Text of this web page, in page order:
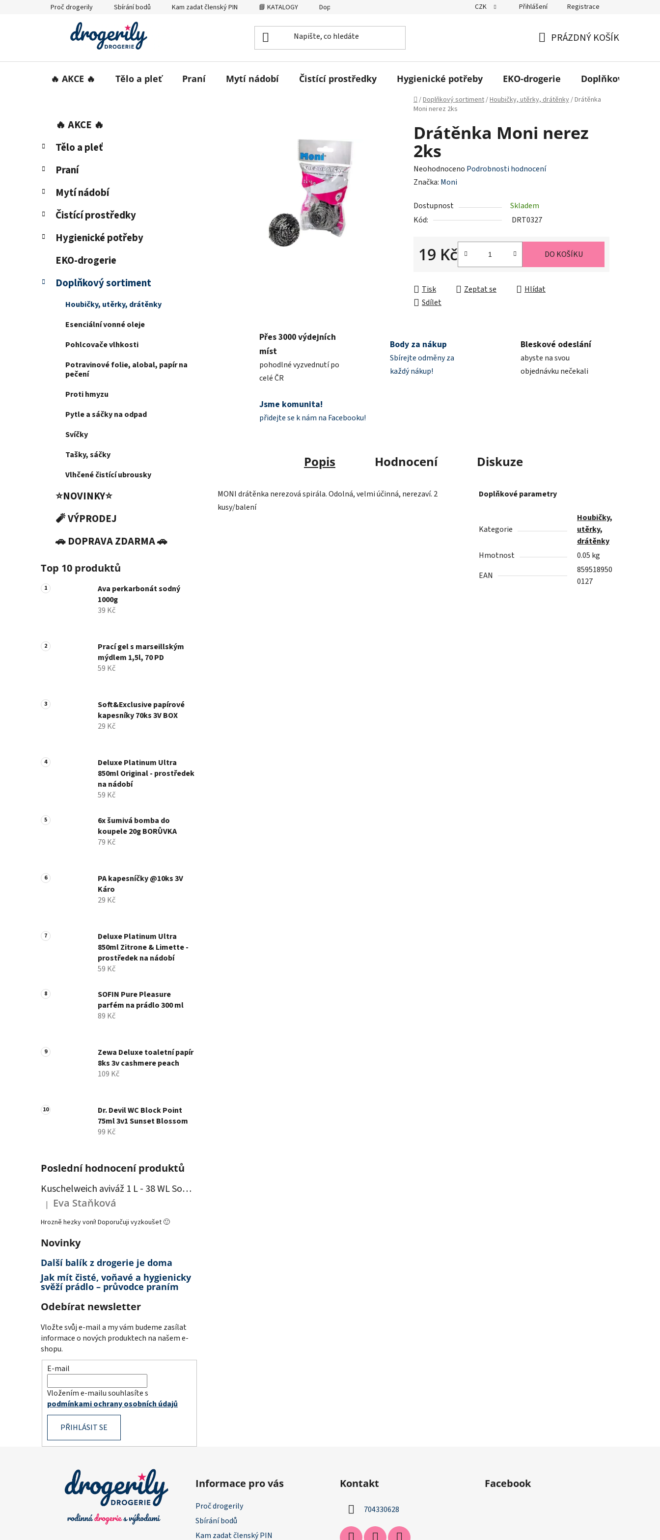
Proč drogerily Sbírání bodů Kam zadat členský PIN 📘 KATALOGY Dopravné Osobní odběr ZDARMA Kontakt Obchodní podmínky
CZK Přihlášení Registrace
KOŠÍK
PRÁZDNÝ KOŠÍK
🔥 AKCE 🔥 Tělo a pleť Praní Mytí nádobí Čistící prostředky Hygienické potřeby EKO-drogerie Doplňkový
Domů
/Doplňkový sortiment/Houbičky, utěrky, drátěnky/Drátěnka
Moni nerez 2ks
s
r
n
n
í
p
l
Přeskočit
kategorie
e
o
i
🔥 AKCE 🔥
Tělo a pleť
Praní
Mytí nádobí
Čistící prostředky
Hygienické potřeby
EKO-drogerie
Doplňkový sortiment
Houbičky, utěrky, drátěnky
Esenciální vonné oleje
Pohlcovače vlhkosti
Potravinové folie, alobal, papír na
pečení
Proti hmyzu
Pytle a sáčky na odpad
Svíčky
Tašky, sáčky
Vlhčené čistící ubrousky
⭐NOVINKY⭐
🧨 VÝPRODEJ
🚗 DOPRAVA ZDARMA 🚗
Top 10 produktů
Ava perkarbonát sodný
1000g
39 Kč
Prací gel s marseillským
mýdlem 1,5l, 70 PD
59 Kč
Soft&Exclusive papírové
kapesníky 70ks 3V BOX
29 Kč
Deluxe Platinum Ultra
850ml Original - prostředek
na nádobí
59 Kč
6x šumivá bomba do
koupele 20g BORŮVKA
79 Kč
PA kapesníčky @10ks 3V
Káro
29 Kč
Deluxe Platinum Ultra
850ml Zitrone & Limette -
prostředek na nádobí
59 Kč
SOFIN Pure Pleasure
parfém na prádlo 300 ml
89 Kč
Zewa Deluxe toaletní papír
8ks 3v cashmere peach
109 Kč
Dr. Devil WC Block Point
75ml 3v1 Sunset Blossom
99 Kč
Poslední hodnocení produktů
Kuschelweich aviváž 1 L - 38 WL Sommerwind - modrá
Hodnocení produktu je 5 z 5 hvězdiček.
| Eva Staňková
Hrozně hezky voní! Doporučuji vyzkoušet 🙂
Novinky
Další balík z drogerie je doma
Jak mít čisté, voňavé a hygienicky
svěží prádlo – průvodce praním
Odebírat newsletter
Vložte svůj e-mail a my vám budeme zasílat
informace o nových produktech na našem e-
shopu.
E-mail
Vložením e-mailu souhlasíte s
podmínkami ochrany osobních údajů
PŘIHLÁSIT SE
Drátěnka Moni nerez
2ks
Průměrné
hodnocení
je
0,0
hvězdiček.
Neohodnoceno Podrobnosti hodnocení
Značka: Moni
Dostupnost
Skladem
Kód:
DRT0327
19 Kč DO KOŠÍKU
Tisk Zeptat se
Hlídat
Sdílet
Přes 3000 výdejních
míst
pohodlné vyzvednutí po
celé ČR
Body za nákup
Sbírejte odměny za
každý nákup!
Bleskové odeslání
abyste na svou
objednávku nečekali
Jsme komunita!
přidejte se k nám na Facebooku!
Popis Hodnocení Diskuze
MONI drátěnka nerezová spirála. Odolná, velmi účinná, nerezaví. 2
kusy/balení
Doplňkové parametry
Kategorie
Houbičky,
utěrky,
drátěnky
Hmotnost
0.05 kg
EAN
859518950
0127
Informace pro vás
Proč drogerily
Sbírání bodů
Kam zadat členský PIN
Kontakt
704330628
Facebook